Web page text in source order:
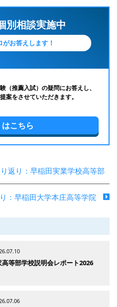
別相談実施中
お答えします！
（推薦入試）の疑問にお答えし、
案をさせていただきます。
こちら
返り：早稲田実業学校高等部
：早稲田大学本庄高等学院
等部学校説明会レポート2026